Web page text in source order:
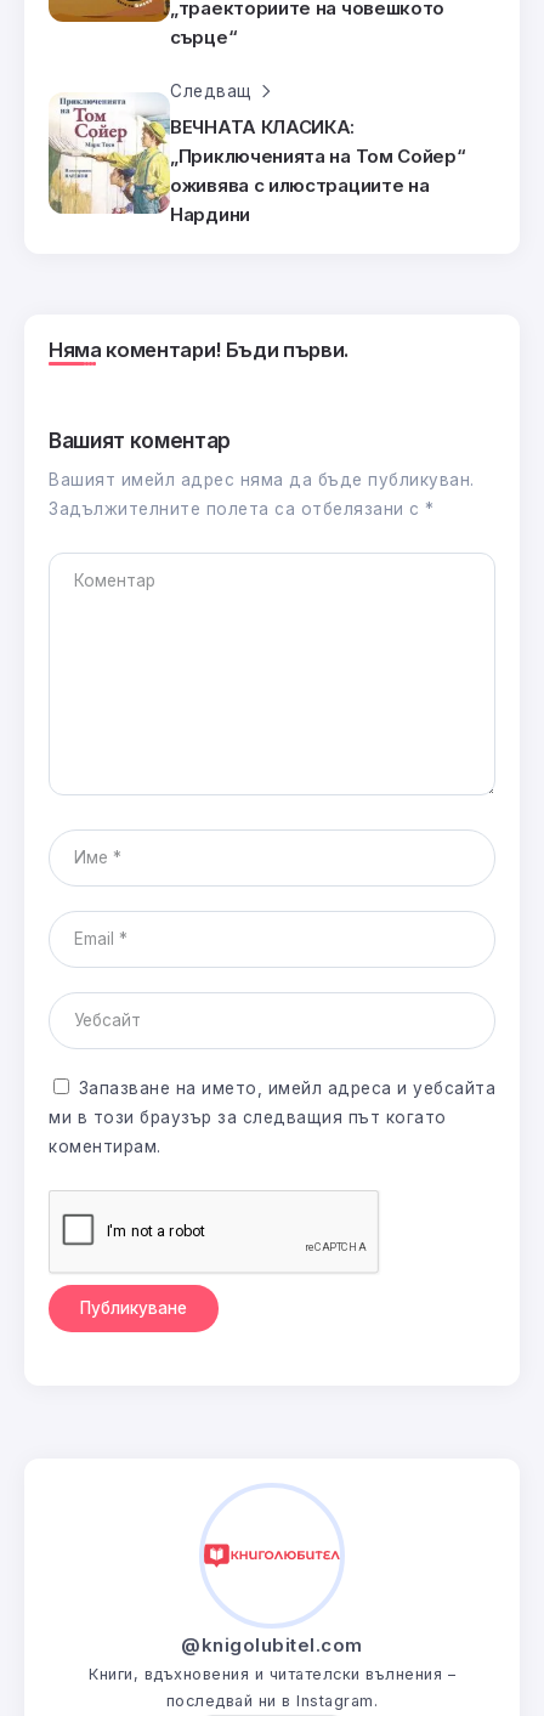
„траекториите на човешкото
сърце“
Следващ
ВЕЧНАТА КЛАСИКА:
„Приключенията на Том Сойер“
оживява с илюстрациите на
Нардини
Няма коментари! Бъди първи.
Вашият коментар
Вашият имейл адрес няма да бъде публикуван.
Задължителните полета са отбелязани с *
Запазване на името, имейл адреса и уебсайта
ми в този браузър за следващия път когато
коментирам.
@knigolubitel.com
Книги, вдъхновения и читателски вълнения –
последвай ни в Instagram.